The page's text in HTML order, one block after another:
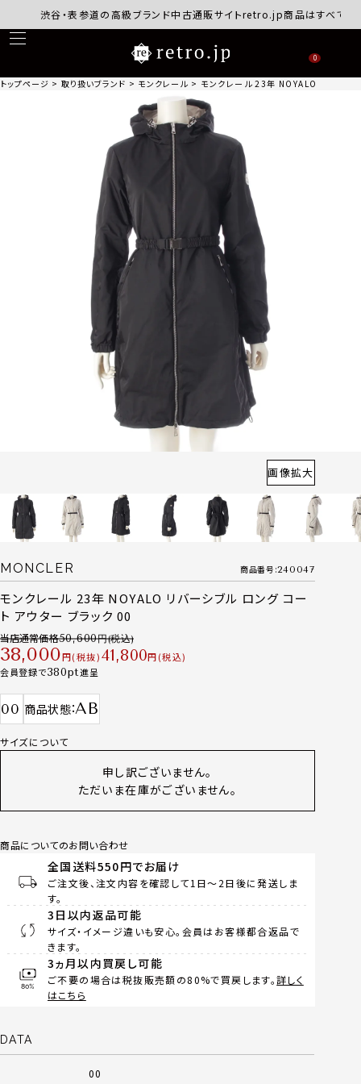
渋谷・表参道の高級ブランド中古通販サイトretro.jp商品はすべて正規品
0
トップページ 取り扱いブランド モンクレール モンクレール 23年 NOYALO リバーシ
画像拡大
MONCLER 商品番号 240047
モンクレール 23年 NOYALO リバーシブル ロング コー
ト アウター ブラック 00
当店通常価格50,600
38,000 税抜 41,800
税込
会員登録で380 進呈
00 商品状態 AB
サイズについて
申し訳ございません。
ただいま在庫がございません。
商品についてのお問い合わせ
全国送料550円でお届け
ご注文後、注文内容を確認して1日～2日後に発送しま
す。
3日以内返品可能
サイズ・イメージ違いも安心。会員はお客様都合返品で
きます。
3ヵ月以内買戻し可能
ご不要の場合は税抜販売額の80%で買戻します。詳しく
はこちら
DATA
00